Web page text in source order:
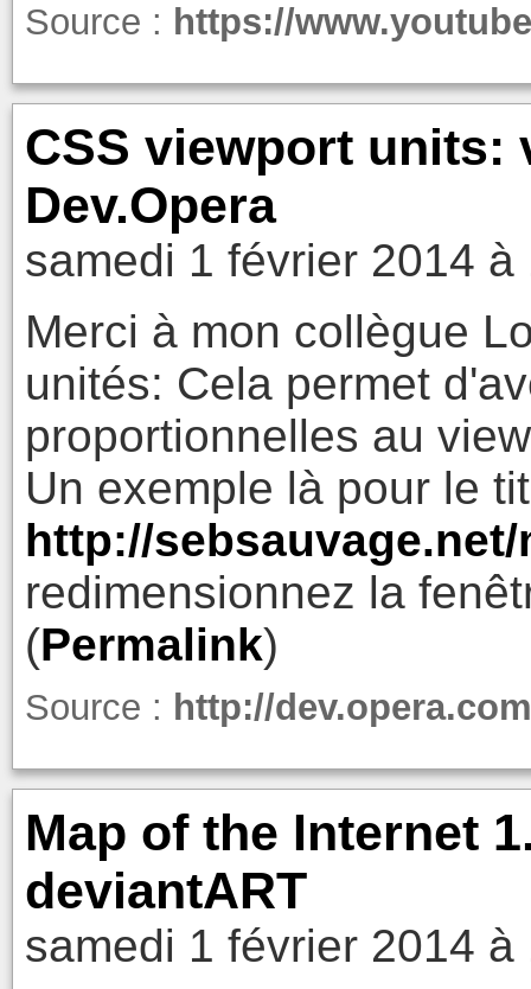
Source : https://
CSS viewport units:
Dev.Opera
samedi 1 février 2014 à
Merci à mon collègue
unités: Cela permet
proportionnelles au
Un exemple là pour le
http://
redimensionnez la
(Permalink)
Source : http://
Map of the Internet
deviantART
samedi 1 février 2014 à